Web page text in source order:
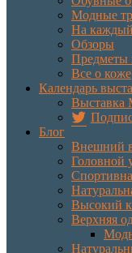
Модные
На
Обзоры
Предметы
Все о коже
Календарь
Выставка
Блог
Внешний
Головной
Высокий
Верхняя